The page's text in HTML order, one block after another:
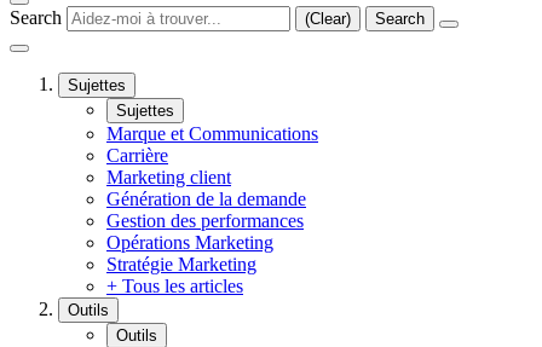
Search (Clear) Search
Sujettes
Sujettes
Marque et Communications
Carrière
Marketing client
Génération de la demande
Gestion des performances
Opérations Marketing
Stratégie Marketing
+ Tous les articles
Outils
Outils